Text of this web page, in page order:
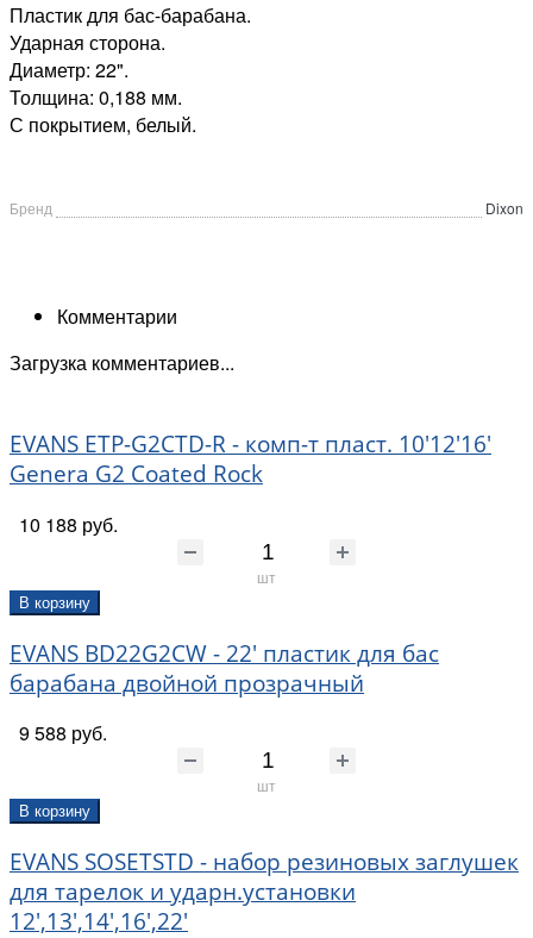
Пластик для бас-барабана.
Ударная сторона.
Диаметр: 22".
Толщина: 0,188 мм.
С покрытием, белый.
Бренд Dixon
Комментарии
Загрузка комментариев...
EVANS ETP-G2CTD-R - комп-т пласт. 10'12'16'
Genera G2 Coated Rock
10 188 руб.
шт
В корзину
EVANS BD22G2CW - 22' пластик для бас
барабана двойной прозрачный
9 588 руб.
шт
В корзину
EVANS SOSETSTD - набор резиновых заглушек
для тарелок и ударн.установки
12',13',14',16',22'